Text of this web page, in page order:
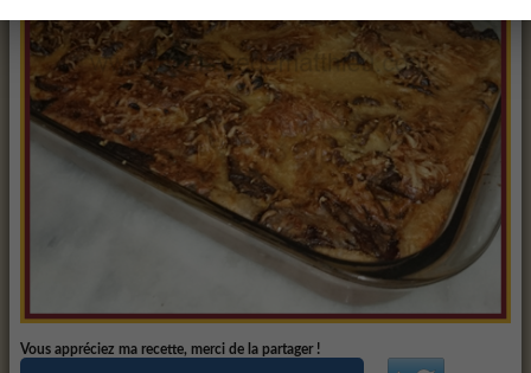
Vous appréciez ma recette, merci de la partager !